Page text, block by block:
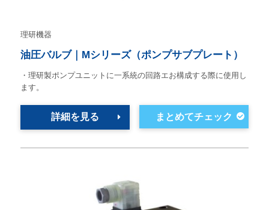
理研機器
油圧バルブ｜Mシリーズ（ポンプサブプレート）
・理研製ポンプユニットに一系統の回路エお構成する際に使用し
ます。
詳細を見る